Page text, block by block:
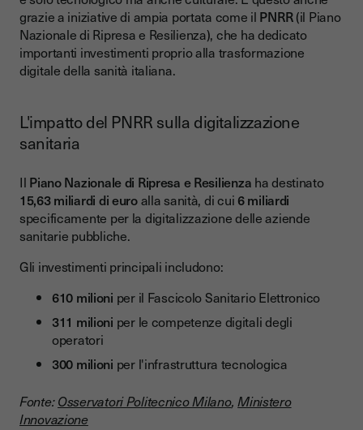
grazie a iniziative di ampia portata come il PNRR(il Piano
Nazionale di Ripresa e Resilienza), che ha dedicato
importanti investimenti proprio alla trasformazione
digitale della sanità italiana.
L'impatto del PNRR sulla digitalizzazione
sanitaria
Il Piano Nazionale di Ripresa e Resilienza ha destinato
15,63 miliardi di euroalla sanità, di cui 6 miliardi
specificamente per la digitalizzazione delle aziende
sanitarie pubbliche.
Gli investimenti principali includono:
610 milioni per il Fascicolo Sanitario Elettronico
311 milioni per le competenze digitali degli
operatori
300 milioni per l'infrastruttura tecnologica
Fonte:Osservatori Politecnico Milano,Ministero
Innovazione